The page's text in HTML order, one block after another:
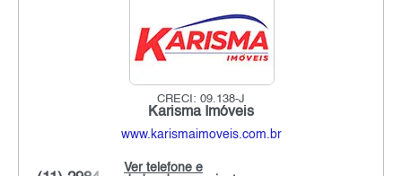
CRECI: 09.138-J
Karisma Imóveis
www.karismaimoveis.com.br
Ver telefone e